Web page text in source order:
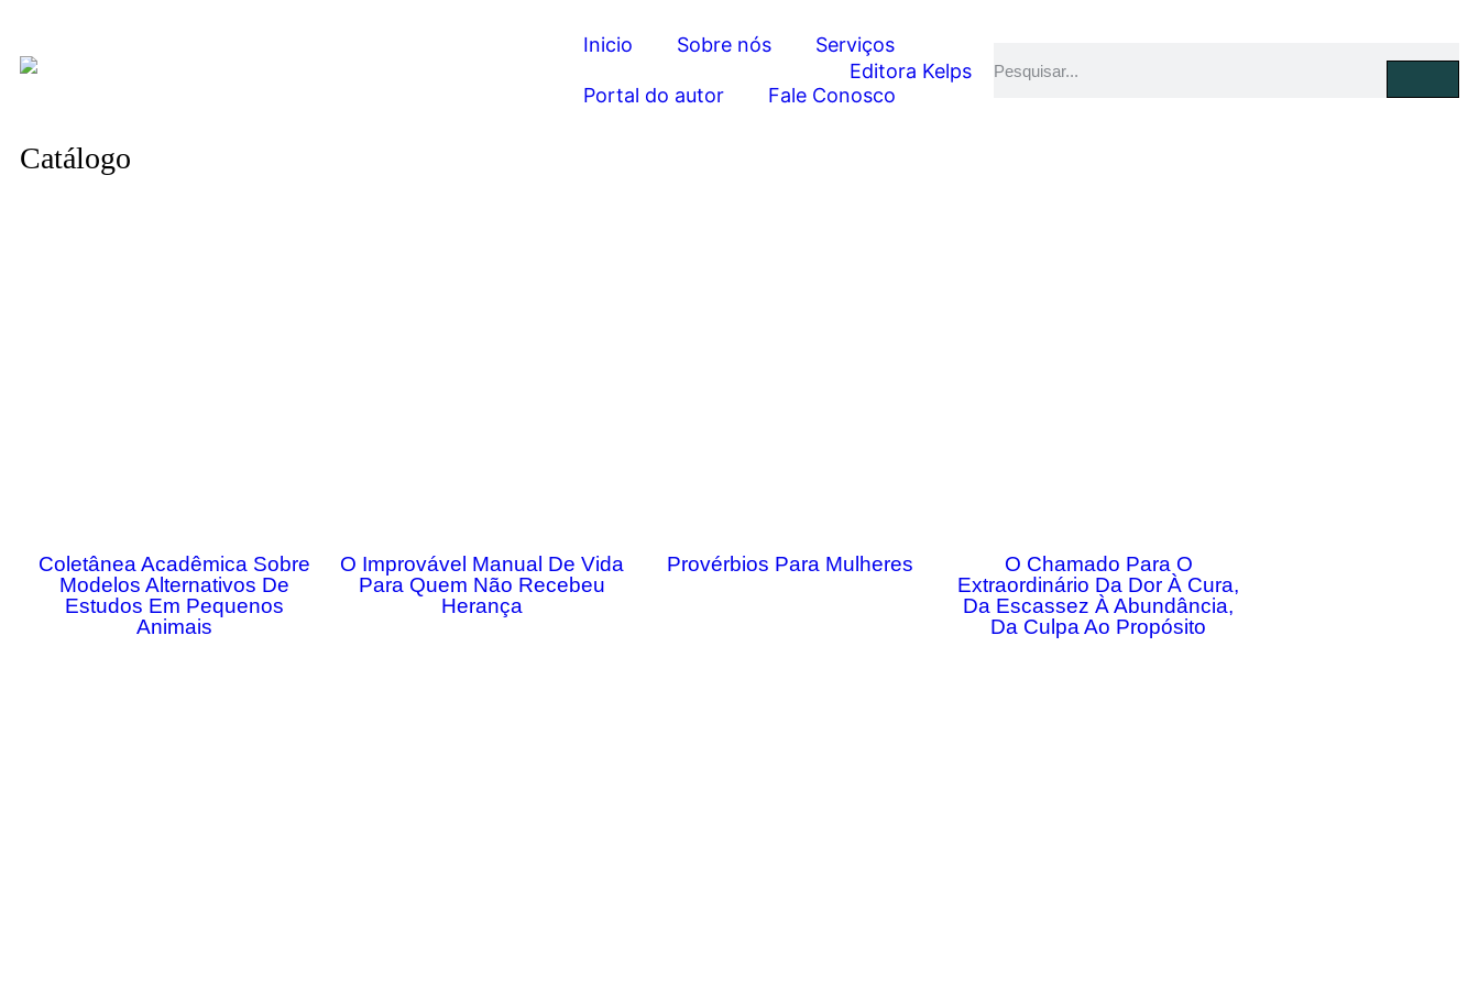
Inicio Sobre nós Serviços
Portal do autor Fale Conosco
Catálogo
Coletânea Acadêmica Sobre
Modelos Alternativos De
Estudos Em Pequenos
Animais
O Improvável Manual De Vida
Para Quem Não Recebeu
Herança
Provérbios Para Mulheres
O Chamado Para O
Extraordinário Da Dor À Cura,
Da Escassez À Abundância,
Da Culpa Ao Propósito